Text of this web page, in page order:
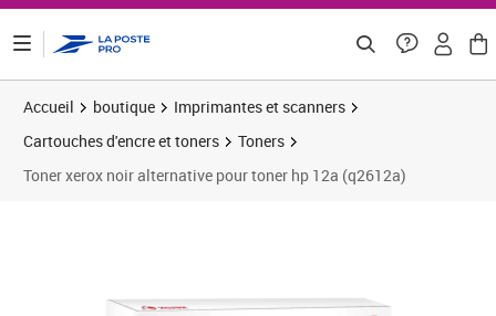
Accueil boutique
Imprimantes et scanners
Cartouches d'encre et toners
Toners
Toner xerox noir alternative pour toner hp 12a (q2612a)